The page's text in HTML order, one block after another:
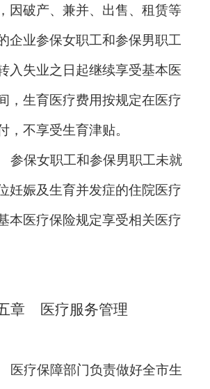
因破产、兼并、出售、租赁等
企业参保女职工和参保男职工
入失业之日起继续享受基本医
，生育医疗费用按规定在医疗
，不享受生育津贴。
参保女职工和参保男职工未就
妊娠及生育并发症的住院医疗
本医疗保险规定享受相关医疗
章 医疗服务管理
医疗保障部门负责做好全市生